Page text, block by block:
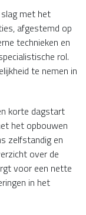
met het
afgestemd op
technieken en
rol.
te nemen in
korte dagstart
het opbouwen
zelfstandig en
over de
voor een nette
in het